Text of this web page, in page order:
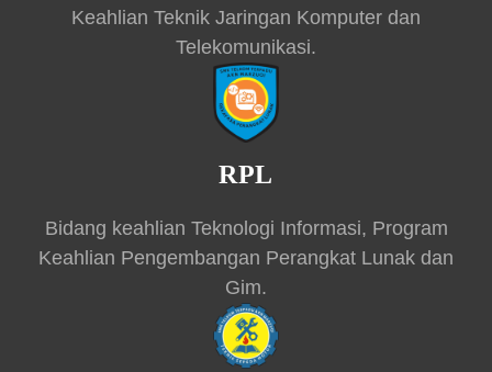
Keahlian Teknik Jaringan Komputer dan
Telekomunikasi.
RPL
Bidang keahlian Teknologi Informasi, Program
Keahlian Pengembangan Perangkat Lunak dan
Gim.